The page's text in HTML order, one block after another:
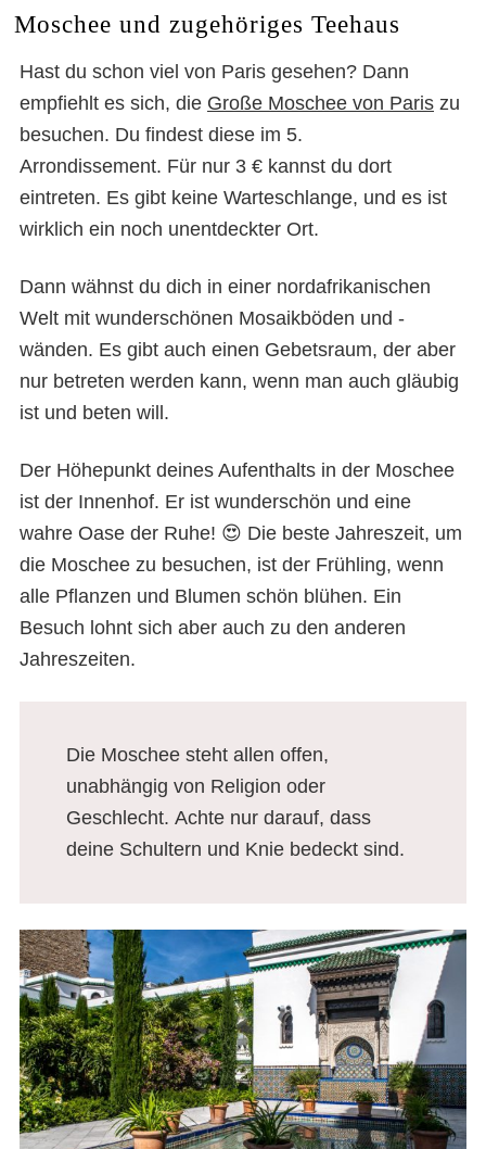
Moschee und zugehöriges Teehaus
Hast du schon viel von Paris gesehen? Dann
empfiehlt es sich, die Große Moschee von Paris zu
besuchen. Du findest diese im 5.
Arrondissement. Für nur 3 € kannst du dort
eintreten. Es gibt keine Warteschlange, und es ist
wirklich ein noch unentdeckter Ort.
Dann wähnst du dich in einer nordafrikanischen
Welt mit wunderschönen Mosaikböden und -
wänden. Es gibt auch einen Gebetsraum, der aber
nur betreten werden kann, wenn man auch gläubig
ist und beten will.
Der Höhepunkt deines Aufenthalts in der Moschee
ist der Innenhof. Er ist wunderschön und eine
wahre Oase der Ruhe! 😍 Die beste Jahreszeit, um
die Moschee zu besuchen, ist der Frühling, wenn
alle Pflanzen und Blumen schön blühen. Ein
Besuch lohnt sich aber auch zu den anderen
Jahreszeiten.
Die Moschee steht allen offen,
unabhängig von Religion oder
Geschlecht. Achte nur darauf, dass
deine Schultern und Knie bedeckt sind.